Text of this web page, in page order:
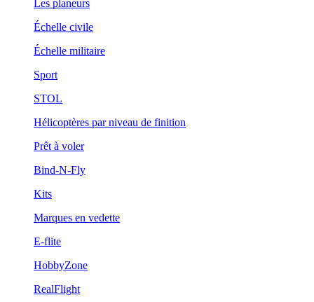
Les planeurs
Échelle civile
Échelle militaire
Sport
STOL
Hélicoptères par niveau de finition
Prêt à voler
Bind-N-Fly
Kits
Marques en vedette
E-flite
HobbyZone
RealFlight